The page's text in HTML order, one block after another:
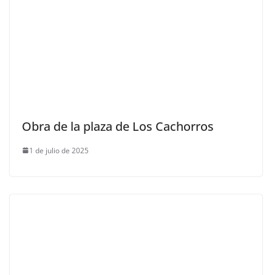
Obra de la plaza de Los Cachorros
1 de julio de 2025